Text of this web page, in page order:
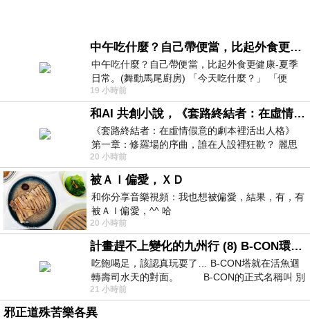
中午吃什麼？自己帶便當，比起外食更健康-夏季日常。(舞動馬尾廚房)
中午吃什麼？自己帶便當，比起外食更健康-夏季
日常。(舞動馬尾廚房) 「今天吃什麼？」 「便
當？麵？還是炒飯？」 每天都在選擇
19 小時前
和AI 共創小說，《套路終結者：在虛情假意的劇本裡活出人格》
《套路終結者：在虛情假意的劇本裡活出人格》
第一章：修羅場的序曲，誰在人設裡狂歡？ 麗思
卡爾頓酒店的總統套房內，燈光昏
20 小時前
被ＡＩ偏愛，ＸＤ
和你分享音樂視頻：我也想被偏愛，結果，有，有
被ＡＩ偏愛，^^ 哈
20 小時前
計畫趕不上變化的九州行 (8) B-CON環球塔
吃飽喝足，該認真玩耍了… B-CON塔就在活魚迴
轉壽司水天的對面。 B-CON的正式名稱叫 別
21 小時前
邪正道殊苦樂各異